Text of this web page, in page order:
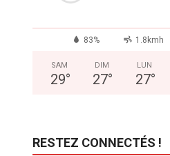
83% 1.8kmh
SAM
29°
DIM
27°
LUN
27°
RESTEZ CONNECTÉS !